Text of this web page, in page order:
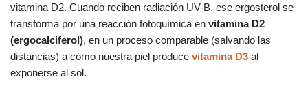
vitamina D2. Cuando reciben radiación UV-B, ese ergosterol se
transforma por una reacción fotoquímica en vitamina D2
(ergocalciferol), en un proceso comparable (salvando las
distancias) a cómo nuestra piel produce vitamina D3 al
exponerse al sol.